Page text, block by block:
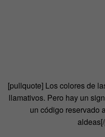
[pullquote] Los colores de
llamativos. Pero hay un
un código reservado
aldeas